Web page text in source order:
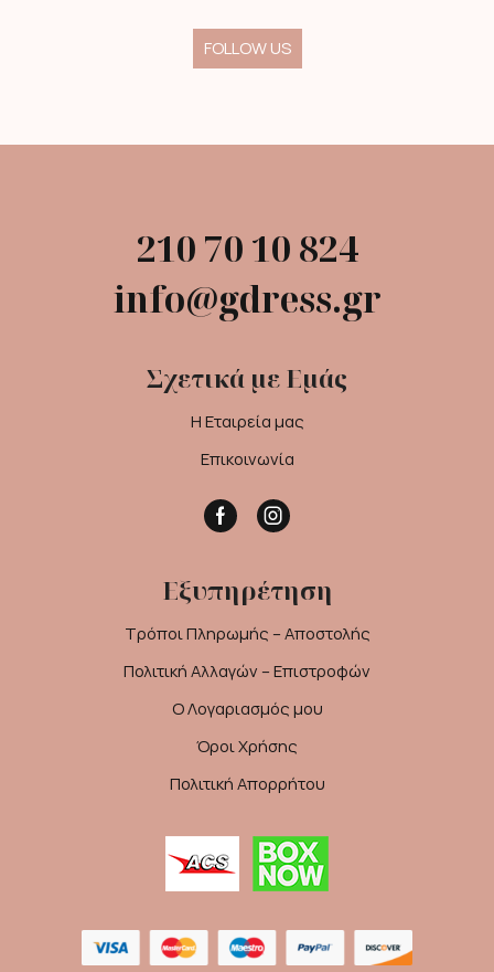
FOLLOW US
210 70 10 824
info@gdress.gr
Σχετικά με Εμάς
Η Εταιρεία μας
Επικοινωνία
FacebookInstagram
Εξυπηρέτηση
Τρόποι Πληρωμής – Αποστολής
Πολιτική Αλλαγών – Επιστροφών
Ο Λογαριασμός μου
Όροι Χρήσης
Πολιτική Απορρήτου